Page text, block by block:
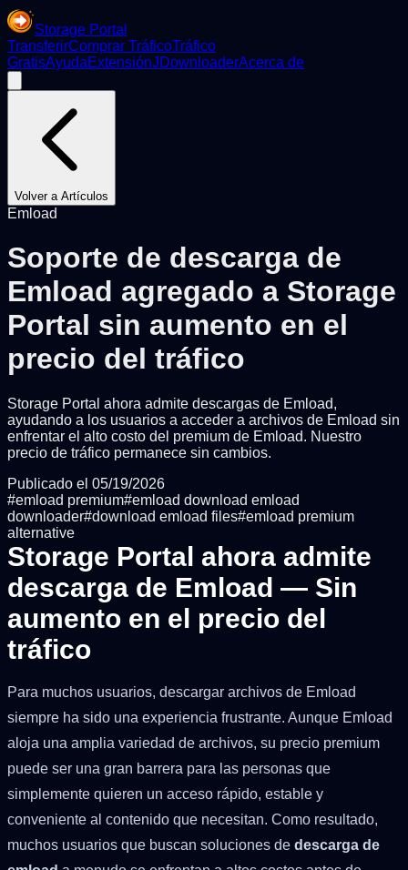
Storage Portal
TransferirComprar TráficoTráfico
GratisAyudaExtensiónJDownloaderAcerca de
Volver a Artículos
Emload
Soporte de descarga de
Emload agregado a Storage
Portal sin aumento en el
precio del tráfico
Storage Portal ahora admite descargas de Emload,
ayudando a los usuarios a acceder a archivos de Emload sin
enfrentar el alto costo del premium de Emload. Nuestro
precio de tráfico permanece sin cambios.
Publicado el 05/19/2026
#emload premium#emload download emload
downloader#download emload files#emload premium
alternative
Storage Portal ahora admite
descarga de Emload — Sin
aumento en el precio del
tráfico
Para muchos usuarios, descargar archivos de Emload
siempre ha sido una experiencia frustrante. Aunque Emload
aloja una amplia variedad de archivos, su precio premium
puede ser una gran barrera para las personas que
simplemente quieren un acceso rápido, estable y
conveniente al contenido que necesitan. Como resultado,
muchos usuarios que buscan soluciones de descarga de